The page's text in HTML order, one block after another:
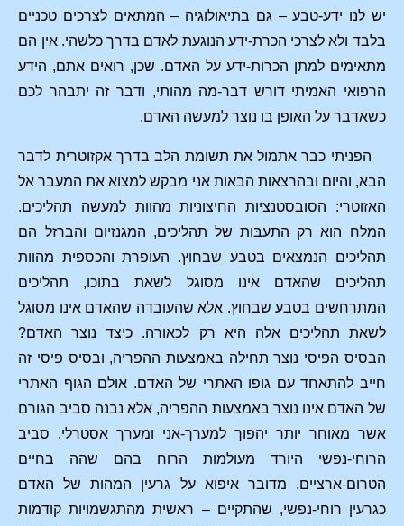
יש לנו ידע-טבע – גם בתיאולוגיה – המתאים לצרכים טכניים
בלבד ולא לצרכי הכרת-ידע הנוגעת לאדם בדרך כלשהי. אין הם
מתאימים למתן הכרות-ידע על האדם. שכן, רואים אתם, הידע
הרפואי האמיתי דורש דבר-מה מהותי, ודבר זה יתבהר לכם
כשאדבר על האופן בו נוצר למעשה האדם.
הפניתי כבר אתמול את תשומת הלב בדרך אקזוטרית לדבר
הבא, והיום ובהרצאות הבאות אני מבקש למצוא את המעבר אל
האזוטרי: הסובסטנציות החיצוניות מהוות למעשה תהליכים.
המלח הוא רק התעבּות של תהליכים, המגנזיום והברזל הם
תהליכים הנמצאים בטבע שבחוץ. העופרת והכספית מהוות
תהליכים שהאדם אינו מסוגל לשאת בתוכו, תהליכים
המתרחשים בטבע שבחוץ. אלא שהעובדה שהאדם אינו מסוגל
לשאת תהליכים אלה היא רק לכאורה. כיצד נוצר האדם?
הבסיס הפיסי נוצר תחילה באמצעות ההפריה, ובסיס פיסי זה
חייב להתאחד עם גופו האתרי של האדם. אולם הגוף האתרי
של האדם אינו נוצר באמצעות ההפריה, אלא נבנה סביב הגורם
אשר מאוחר יותר יהפוך למערך-אני ומערך אסטרלי, סביב
הרוחי-נפשי היורד מעולמות הרוח בהם שהה בחיים
הטרום-ארציים. מדובר איפוא על גרעין המהות של האדם
כגרעין רוחי-נפשי, שהתקיים – ראשית מהתגשמויות קודמות